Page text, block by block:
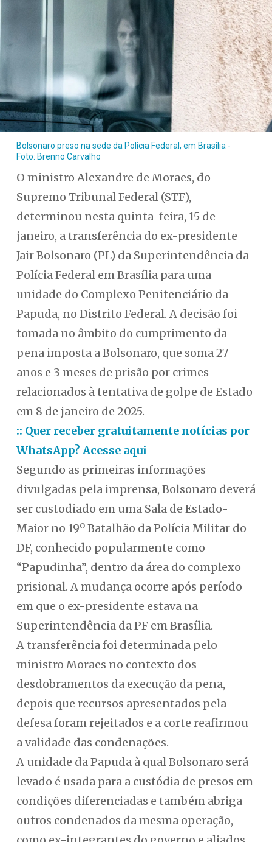
Bolsonaro preso na sede da Polícia Federal, em Brasília -
Foto: Brenno Carvalho
O ministro Alexandre de Moraes, do
Supremo Tribunal Federal (STF),
determinou nesta quinta-feira, 15 de
janeiro, a transferência do ex-presidente
Jair Bolsonaro (PL) da Superintendência da
Polícia Federal em Brasília para uma
unidade do Complexo Penitenciário da
Papuda, no Distrito Federal. A decisão foi
tomada no âmbito do cumprimento da
pena imposta a Bolsonaro, que soma 27
anos e 3 meses de prisão por crimes
relacionados à tentativa de golpe de Estado
em 8 de janeiro de 2025.
:: Quer receber gratuitamente notícias por
WhatsApp? Acesse aqui
Segundo as primeiras informações
divulgadas pela imprensa, Bolsonaro deverá
ser custodiado em uma Sala de Estado-
Maior no 19º Batalhão da Polícia Militar do
DF, conhecido popularmente como
“Papudinha”, dentro da área do complexo
prisional. A mudança ocorre após período
em que o ex-presidente estava na
Superintendência da PF em Brasília.
A transferência foi determinada pelo
ministro Moraes no contexto dos
desdobramentos da execução da pena,
depois que recursos apresentados pela
defesa foram rejeitados e a corte reafirmou
a validade das condenações.
A unidade da Papuda à qual Bolsonaro será
levado é usada para a custódia de presos em
condições diferenciadas e também abriga
outros condenados da mesma operação,